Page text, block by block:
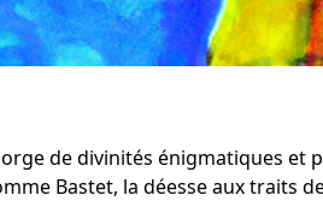
de divinités énigmatiques et
Bastet, la déesse aux traits